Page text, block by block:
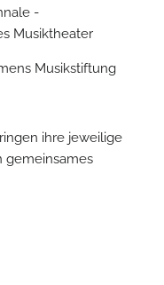
-
Musiktheater
Musikstiftung
ihre jeweilige
gemeinsames